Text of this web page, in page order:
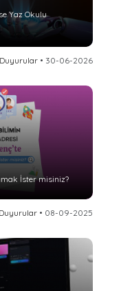
Yaz Okulu
Duyurular• 30-06-2026
İster misiniz?
Duyurular• 08-09-2025